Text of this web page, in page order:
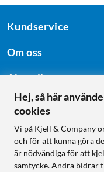
Kundservice
Om oss
Aktuellt
Följ oss
Hej, så här
cookies
Vi på Kjell & Company
och för att kunna göra
är nödvändiga för att
samtycke. Andra bidrar